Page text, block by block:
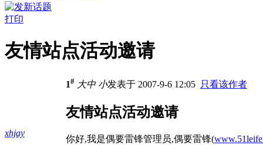
打印
友情站点活动邀请
xhjay
1# 大中 小发表于 2007-9-6 12:05 只看该作者
友情站点活动邀请
你好,我是偶要雷锋管理员,偶要雷锋(